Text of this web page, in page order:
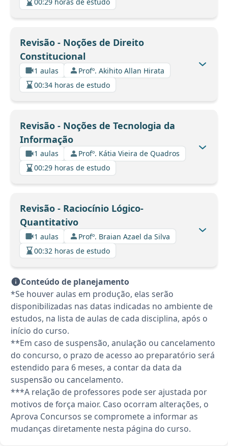
Revisão - Noções de Direito
Constitucional
1 aulas
Profº. Akihito Allan Hirata
00:34 horas de estudo
Revisão - Noções de Tecnologia da
Informação
1 aulas
Profº. Kátia Vieira de Quadros
00:29 horas de estudo
Revisão - Raciocínio Lógico-
Quantitativo
1 aulas
Profº. Braian Azael da Silva
00:32 horas de estudo
Conteúdo de planejamento
*Se houver aulas em produção, elas serão
disponibilizadas nas datas indicadas no ambiente de
estudos, na lista de aulas de cada disciplina, após o
início do curso.
**Em caso de suspensão, anulação ou cancelamento
do concurso, o prazo de acesso ao preparatório será
estendido para 6 meses, a contar da data da
suspensão ou cancelamento.
***A relação de professores pode ser ajustada por
motivos de força maior. Caso ocorram alterações, o
Aprova Concursos se compromete a informar as
mudanças diretamente nesta página do curso.